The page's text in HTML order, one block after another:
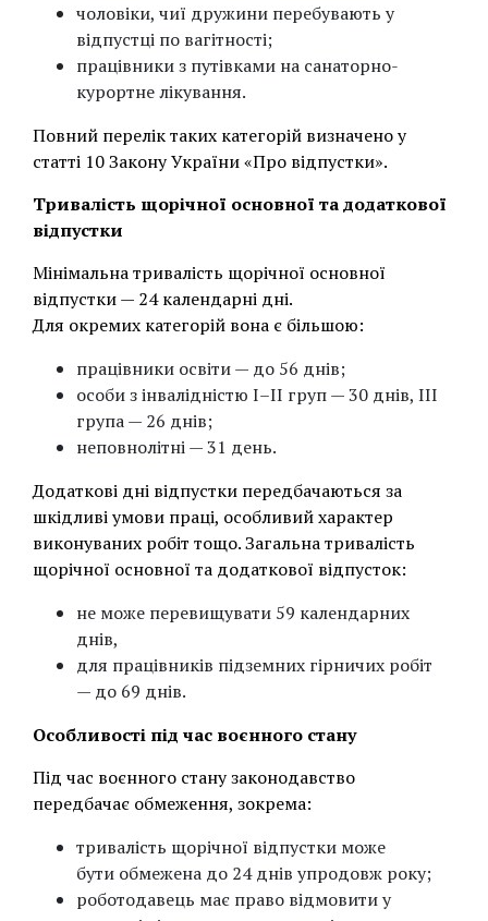
чоловіки, чиї дружини перебувають у
відпустці по вагітності;
працівники з путівками на санаторно-
курортне лікування.
Повний перелік таких категорій визначено у
статті 10 Закону України «Про відпустки».
Тривалість щорічної основної та додаткової
відпустки
Мінімальна тривалість щорічної основної
відпустки — 24 календарні дні.
Для окремих категорій вона є більшою:
працівники освіти — до 56 днів;
особи з інвалідністю І–ІІ груп — 30 днів, ІІІ
група — 26 днів;
неповнолітні — 31 день.
Додаткові дні відпустки передбачаються за
шкідливі умови праці, особливий характер
виконуваних робіт тощо. Загальна тривалість
щорічної основної та додаткової відпусток:
не може перевищувати 59 календарних
днів,
для працівників підземних гірничих робіт
— до 69 днів.
Особливості під час воєнного стану
Під час воєнного стану законодавство
передбачає обмеження, зокрема:
тривалість щорічної відпустки може
бути обмежена до 24 днів упродовж року;
роботодавець має право відмовити у